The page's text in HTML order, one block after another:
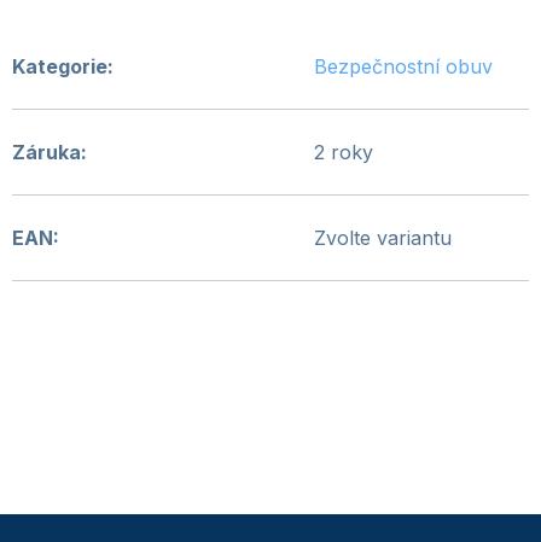
Kategorie: Bezpečnostní obuv
Záruka: 2 roky
EAN: Zvolte variantu